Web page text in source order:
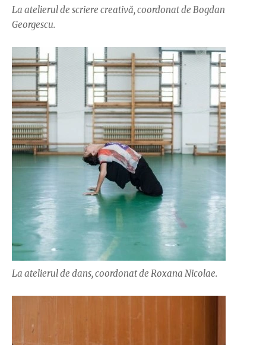
La atelierul de scriere creativă, coordonat de Bogdan
Georgescu.
La atelierul de dans, coordonat de Roxana Nicolae.